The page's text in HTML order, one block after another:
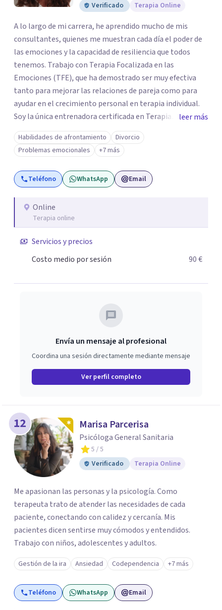
Verificado Terapia Online
A lo largo de mi carrera, he aprendido mucho de mis
consultantes, quienes me muestran cada día el poder de
las emociones y la capacidad de resiliencia que todos
tenemos. Trabajo con Terapia Focalizada en las
Emociones (TFE), que ha demostrado ser muy efectiva
tanto para mejorar las relaciones de pareja como para
ayudar en el crecimiento personal en terapia individual.
Soy la única entrenadora certificada en Terapia
Focalizada en las Emociones (TFE) en España, además de
supervisora y terapeuta certificada. La TFE ha
demostrado una mejora significativa en las relaciones,
con un 70-75% de éxito y felicidad duradera. Este enfoque
también transforma la vida en terapia individual,
emocional. Desde que me gradué en Psicología en 2002,
siempre he estado en constante aprendizaje y
Máster en Terapia Cognitivo-Conductual y otro en
Psicodrama, profundizando en la mente humana y las
ofrecerte un espacio de confianza donde podamos
relaciones. Estoy aquí para acompañarte en ese proceso.
leer más
Habilidades de afrontamiento
Divorcio
Problemas emocionales
+7 más
Teléfono WhatsApp Email
Online
Terapia online
Servicios y precios
Costo medio por sesión
90 €
Envía un mensaje al profesional
Coordina una sesión directamente mediante mensaje
Ver perfil completo
12 Marisa Parcerisa
Psicóloga General Sanitaria
5 / 5
Verificado
Terapia Online
Me apasionan las personas y la psicología. Como
terapeuta trato de atender las necesidades de cada
paciente, conectando con calidez y cercanía. Mis
pacientes dicen sentirse muy cómodos y entendidos.
Trabajo con niños, adolescentes y adultos.
Gestión de la ira Ansiedad Codependencia +7 más
Teléfono WhatsApp Email